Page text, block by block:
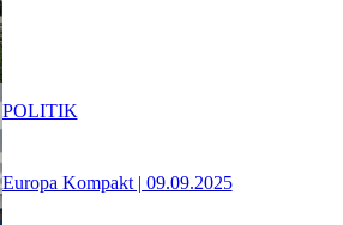
Europa Kompakt | 09.09.2025
POLITIK